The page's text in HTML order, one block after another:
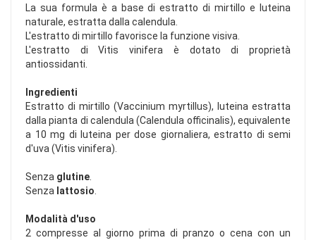
La sua formula è a base di estratto di mirtillo e luteina
naturale, estratta dalla calendula.
L'estratto di mirtillo favorisce la funzione visiva.
L'estratto di Vitis vinifera è dotato di proprietà
antiossidanti.
Ingredienti
Estratto di mirtillo (Vaccinium myrtillus), luteina estratta
dalla pianta di calendula (Calendula officinalis), equivalente
a 10 mg di luteina per dose giornaliera, estratto di semi
d'uva (Vitis vinifera).
Senza glutine
Senza lattosio
Modalità d'uso
2 compresse al giorno prima di pranzo o cena con un